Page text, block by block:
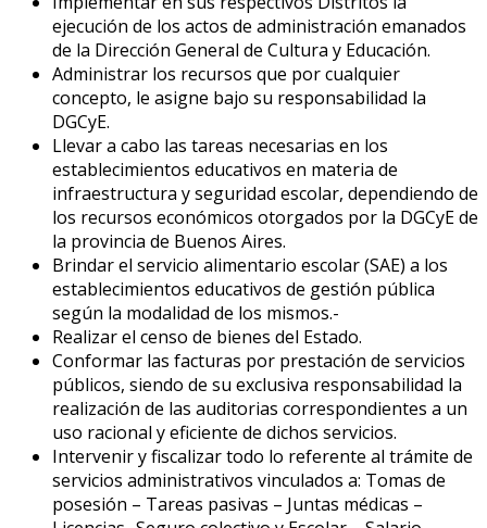
ejecución de los actos de administración emanados
de la Dirección General de Cultura y Educación.
Administrar los recursos que por cualquier
concepto, le asigne bajo su responsabilidad la
DGCyE.
Llevar a cabo las tareas necesarias en los
establecimientos educativos en materia de
infraestructura y seguridad escolar, dependiendo de
los recursos económicos otorgados por la DGCyE de
la provincia de Buenos Aires.
Brindar el servicio alimentario escolar (SAE) a los
establecimientos educativos de gestión pública
según la modalidad de los mismos.-
Realizar el censo de bienes del Estado.
Conformar las facturas por prestación de servicios
públicos, siendo de su exclusiva responsabilidad la
realización de las auditorias correspondientes a un
uso racional y eficiente de dichos servicios.
Intervenir y fiscalizar todo lo referente al trámite de
servicios administrativos vinculados a: Tomas de
posesión – Tareas pasivas – Juntas médicas –